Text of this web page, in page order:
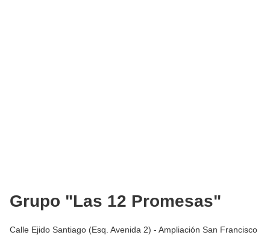
Grupo "Las 12 Promesas"
Calle Ejido Santiago (Esq. Avenida 2) - Ampliación San Francisco